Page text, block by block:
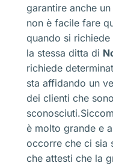
garantire anche
non è facile fare
quando si richiede
la stessa ditta di
richiede
sta affidando un
dei clienti che
è molto grande e
occorre che ci sia
che attesti che la